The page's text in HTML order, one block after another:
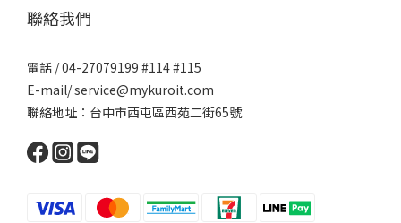
聯絡我們
電話 / 04-27079199 #114 #115
E-mail/ service@mykuroit.com
聯絡地址：台中市西屯區西苑二街65號